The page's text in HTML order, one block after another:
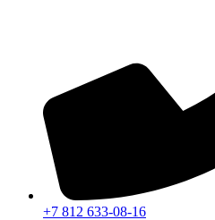
+7 812 633-08-16